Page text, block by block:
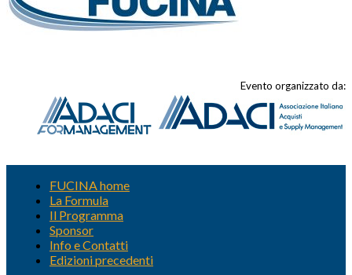
Evento organizzato da:
FUCINA home
La Formula
Il Programma
Sponsor
Info e Contatti
Edizioni precedenti